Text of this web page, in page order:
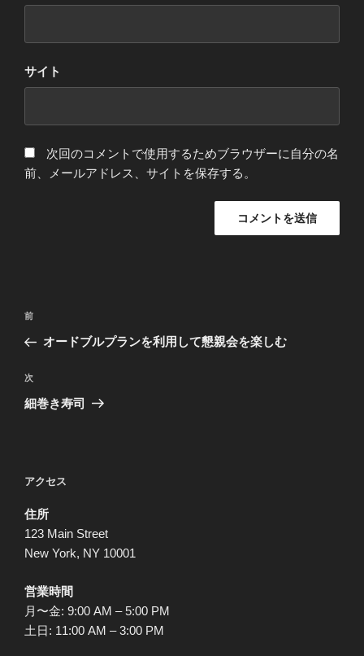
サイト
次回のコメントで使用するためブラウザーに自分の名
前、メールアドレス、サイトを保存する。
投
ナ
ビ
ゲ
ン
前
の
稿
前
オードブルプランを利用して懇親会を楽しむ
次
の
次
細巻き寿司
アクセス
住所
123 Main Street
New York, NY 10001
営業時間
月〜金: 9:00 AM – 5:00 PM
土日: 11:00 AM – 3:00 PM